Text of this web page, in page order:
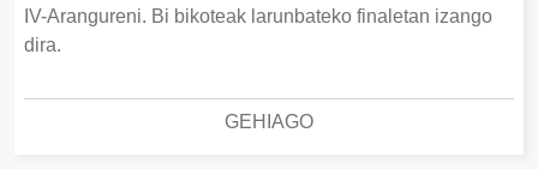
IV-Arangureni. Bi bikoteak larunbateko finaletan izango
dira.
GEHIAGO